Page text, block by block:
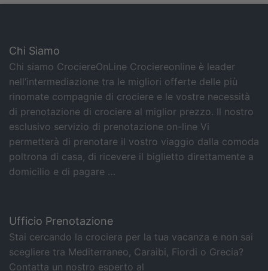
Chi Siamo
Chi siamo CrociereOnLine Crociereonline è leader
nell’intermediazione tra le migliori offerte delle più
rinomate compagnie di crociere e le vostre necessità
di prenotazione di crociere al miglior prezzo. Il nostro
esclusivo servizio di prenotazione on-line Vi
permetterà di prenotare il vostro viaggio dalla comoda
poltrona di casa, di ricevere il biglietto direttamente a
domicilio e di pagare …
Ufficio Prenotazione
Stai cercando la crociera per la tua vacanza e non sai
scegliere tra Mediterraneo, Caraibi, Fiordi o Grecia?
Contatta un nostro esperto al